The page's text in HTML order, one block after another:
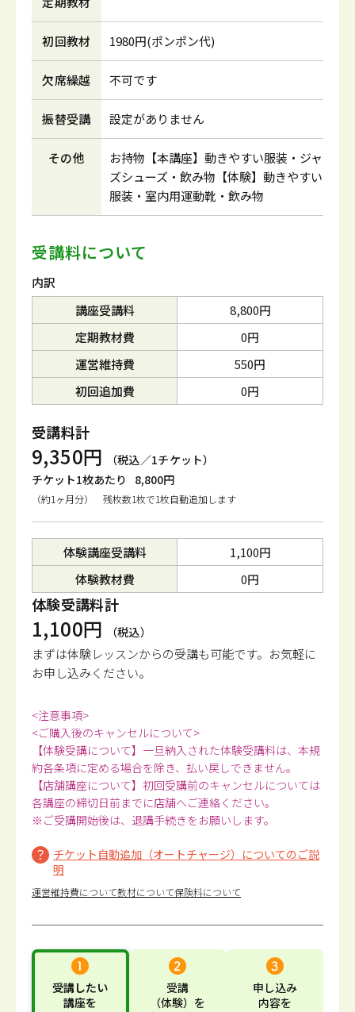
初回教材 1980円(ポンポン代)
欠席繰越 不可です
振替受講 設定がありません
その他
お持物【本講座】動きやすい服装・ジャ
ズシューズ・飲み物【体験】動きやすい
服装・室内用運動靴・飲み物
受講料について
内訳
講座受講料
8,800円
定期教材費
0円
運営維持費
550円
初回追加費
0円
受講料計
9,350円
（税込／1チケット）
チケット1枚あたり
8,800円
（約1ヶ月分） 残枚数1枚で1枚自動追加します
体験講座受講料
1,100円
体験教材費
0円
体験受講料計
1,100円 （税込）
まずは体験レッスンからの受講も可能です。 お気軽に
お申し込みください。
<注意事項>
<ご購入後のキャンセルについて>
【体験受講について】一旦納入された体験受講料は、本規
約各条項に定める場合を除き、払い戻しできません。
【店舗講座について】初回受講前のキャンセルについては
各講座の締切日前までに店舗へご連絡ください。
※ご受講開始後は、退講手続きをお願いします。
チケット自動追加（オートチャージ）についてのご説
明
運営維持費について教材について保険料について
受講したい
講座を
受講
（体験） を
申し込み
内容を